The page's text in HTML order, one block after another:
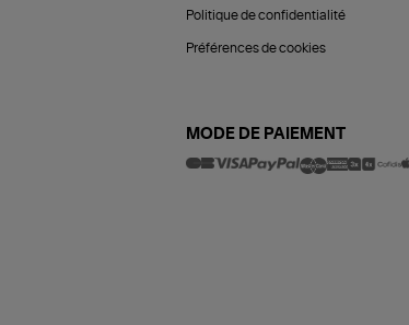
Politique de confidentialité
Préférences de cookies
MODE DE PAIEMENT